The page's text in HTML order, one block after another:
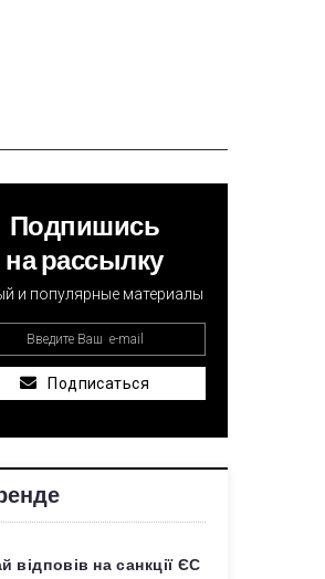
Подпишись
на рассылку
и популярные материалы
Подписаться
відповів на санкції ЄС